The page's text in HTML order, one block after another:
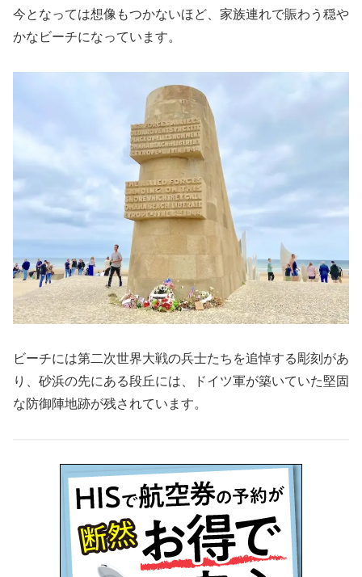
今となっては想像もつかないほど、家族連れで賑わう穏や
かなビーチになっています。
ビーチには第二次世界大戦の兵士たちを追悼する彫刻があ
り、砂浜の先にある段丘には、ドイツ軍が築いていた堅固
な防御陣地跡が残されています。